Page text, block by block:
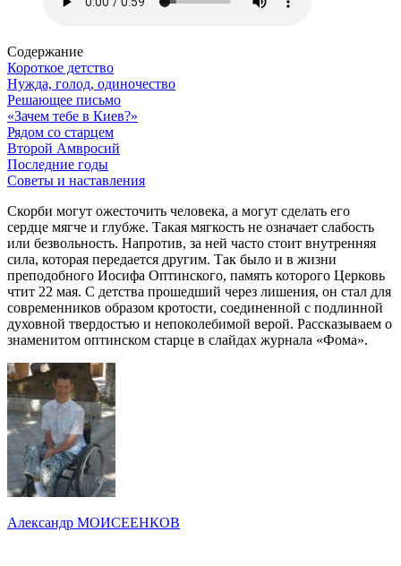
Содержание
Короткое детство
Нужда, голод, одиночество
Решающее письмо
«Зачем тебе в Киев?»
Рядом со старцем
Второй Амвросий
Последние годы
Советы и наставления
Скорби могут ожесточить человека, а могут сделать его
сердце мягче и глубже. Такая мягкость не означает слабость
или безвольность. Напротив, за ней часто стоит внутренняя
сила, которая передается другим. Так было и в жизни
преподобного Иосифа Оптинского, память которого Церковь
чтит 22 мая. С детства прошедший через лишения, он стал для
современников образом кротости, соединенной с подлинной
духовной твердостью и непоколебимой верой. Рассказываем о
знаменитом оптинском старце в слайдах журнала «Фома».
Александр МОИСЕЕНКОВ